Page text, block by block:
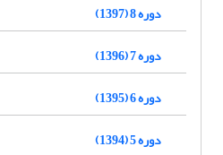
دوره 8 (1397)
دوره 7 (1396)
دوره 6 (1395)
دوره 5 (1394)